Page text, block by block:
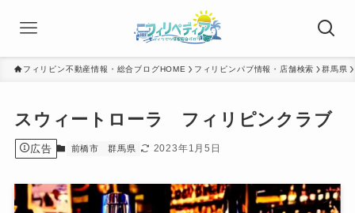
フィリピン不動産情報・総合ブログHOME フィリピンパブ情報・店舗検索 群馬県
スウィートローラ フィリピンクラブ
広告 前橋市 群馬県 2023年1月5日